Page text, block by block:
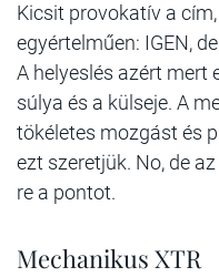
Kicsit provokatív a
egyértelműen: IGEN,
A helyeslés azért mert
súlya és a külseje. A
tökéletes mozgást és
ezt szeretjük. No, de
re a pontot.
Mechanikus XTR